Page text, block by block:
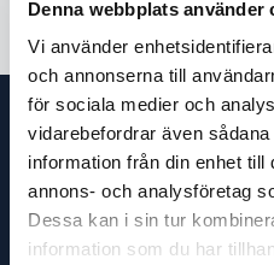
Denna webbplats använder
Vi använder
och annonserna till
för sociala medier och
vidarebefordrar även
information från din enhet till
annons- och analysföretag
Dessa kan i sin tur
information som du har